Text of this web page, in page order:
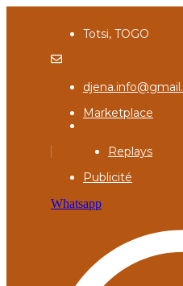
Totsi, TOGO
Marketplace
Replays
Publicité
Whatsapp